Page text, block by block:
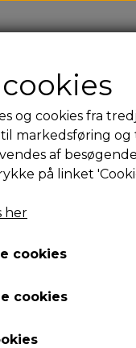
og cookies fra
markedsføring
af
på linket
her
cookies
cookies